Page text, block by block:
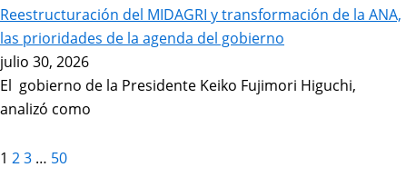
Reestructuración del MIDAGRI y transformación de la ANA,
las prioridades de la agenda del gobierno
julio 30, 2026
El gobierno de la Presidente Keiko Fujimori Higuchi,
analizó como
1 23 … 50